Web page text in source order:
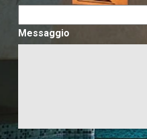
Messaggio